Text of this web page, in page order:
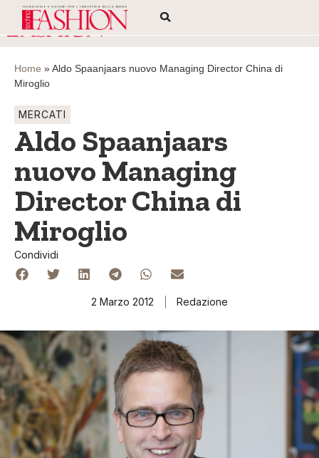
Home »Aldo Spaanjaars nuovo Managing Director China di
Miroglio
MERCATI
Aldo Spaanjaars
nuovo Managing
Director China di
Miroglio
Condividi
2 Marzo 2012 Redazione